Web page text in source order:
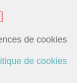
de cookies
de cookies